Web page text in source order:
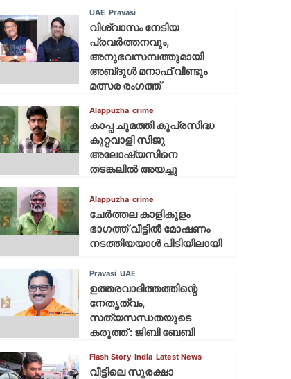
UAE Pravasi
വിശ്വാസം നേടിയ
പ്രവർത്തനവും,
അനുഭവസമ്പത്തുമായി
അബ്‌ദുൾ മനാഫ് വീണ്ടും
മത്സര രംഗത്ത്
Alappuzha crime
കാപ്പ ചുമത്തി കുപ്രസിദ്ധ
കുറ്റവാളി സിജു
അലോഷ്യസിനെ
തടങ്കലിൽ അയച്ചു
Alappuzha crime
ചേർത്തല കാളികുളം
ഭാഗത്ത് വീട്ടിൽ മോഷണം
നടത്തിയയാൾ പിടിയിലായി
Pravasi UAE
ഉത്തരവാദിത്തത്തിന്റെ
നേതൃത്വം,
സത്യസന്ധതയുടെ
കരുത്ത് : ജിബി ബേബി
Flash Story India Latest News
വീട്ടിലെ സുരക്ഷാ